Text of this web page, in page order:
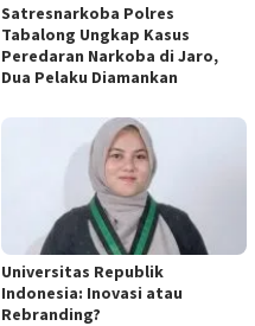
Satresnarkoba Polres
Tabalong Ungkap Kasus
Peredaran Narkoba di Jaro,
Dua Pelaku Diamankan
Universitas Republik
Indonesia: Inovasi atau
Rebranding?